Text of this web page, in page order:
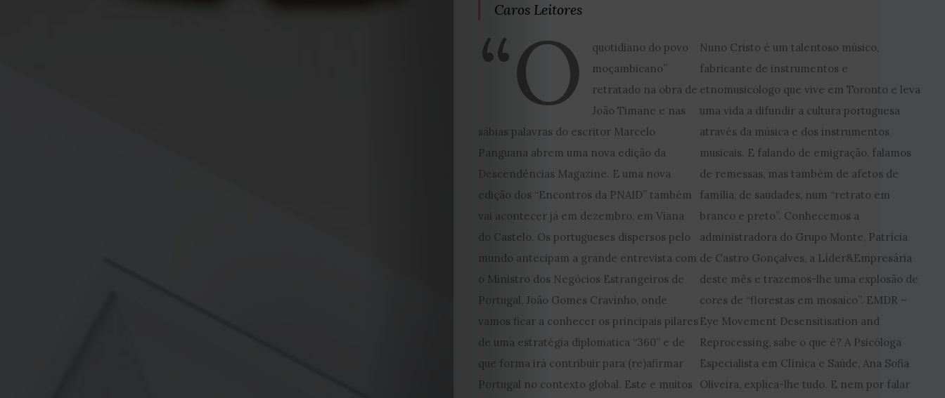
Caros Leitores
“O
quotidiano do povo
moçambicano”
retratado na obra de
João Timane e nas
sábias palavras do escritor Marcelo
Panguana abrem uma nova edição da
Descendências Magazine. E uma nova
edição dos “Encontros da PNAID” também
vai acontecer já em dezembro, em Viana
do Castelo. Os portugueses dispersos pelo
mundo antecipam a grande entrevista com
o Ministro dos Negócios Estrangeiros de
Portugal, João Gomes Cravinho, onde
vamos ficar a conhecer os principais pilares
de uma estratégia diplomatica “360” e de
que forma irá contribuir para (re)afirmar
Portugal no contexto global. Este e muitos
Nuno Cristo é um talentoso músico,
fabricante de instrumentos e
etnomusicólogo que vive em Toronto e leva
uma vida a difundir a cultura portuguesa
através da música e dos instrumentos
musicais. E falando de emigração, falamos
de remessas, mas também de afetos de
família, de saudades, num “retrato em
branco e preto”. Conhecemos a
administradora do Grupo Monte, Patrícia
de Castro Gonçalves, a Líder&Empresária
deste mês e trazemos-lhe uma explosão de
cores de “florestas em mosaico”. EMDR –
Eye Movement Desensitisation and
Reprocessing, sabe o que é? A Psicóloga
Especialista em Clínica e Saúde, Ana Sofia
Oliveira, explica-lhe tudo. E nem por falar